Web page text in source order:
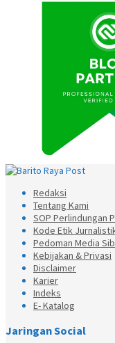
Redaksi
Tentang Kami
SOP Perlindungan
Kode Etik
Pedoman Media
Kebijakan & Privasi
Disclaimer
Karier
Indeks
E- Katalog
Jaringan Social